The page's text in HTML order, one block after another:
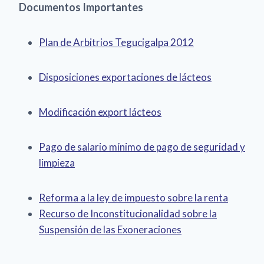
Documentos Importantes
Plan de Arbitrios Tegucigalpa 2012
Disposiciones exportaciones de lácteos
Modificación export lácteos
Pago de salario mínimo de pago de seguridad y
limpieza
Reforma a la ley de impuesto sobre la renta
Recurso de Inconstitucionalidad sobre la
Suspensión de las Exoneraciones